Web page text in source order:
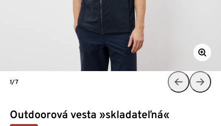
Outdoorová vesta »skladateľná«
1/7